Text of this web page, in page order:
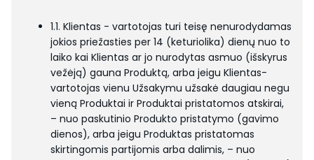
1.1. Klientas - vartotojas turi teisę nenurodydamas
jokios priežasties per 14 (keturiolika) dienų nuo to
laiko kai Klientas ar jo nurodytas asmuo (išskyrus
vežėją) gauna Produktą, arba jeigu Klientas-
vartotojas vienu Užsakymu užsakė daugiau negu
vieną Produktai ir Produktai pristatomos atskirai,
– nuo paskutinio Produkto pristatymo (gavimo
dienos), arba jeigu Produktas pristatomas
skirtingomis partijomis arba dalimis, – nuo